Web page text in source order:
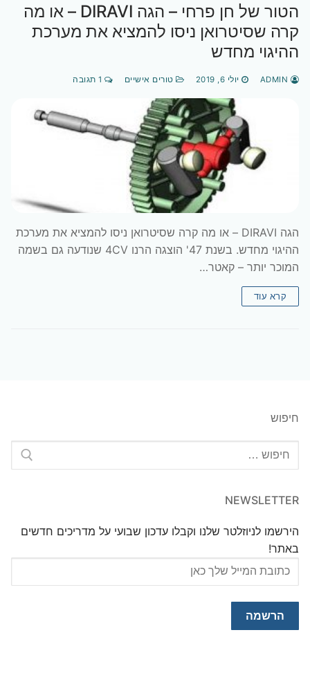
הטור של חן פרחי – הגה DIRAVI – או מה
קרה שסיטרואן ניסו להמציא את מערכת
ההיגוי מחדש
יולי 6, 2019 טורים אישיים
הגה DIRAVI – או מה קרה שסיטרואן ניסו להמציא את מערכת
ההיגוי מחדש. בשנת 47' הוצגה הרנו 4CV שנודעה גם בשמה
המוכר יותר – קאטר…
קרא עוד
חיפוש
חפש:
NEWSLETTER
הירשמו לניוזלטר שלנו וקבלו עדכון שבועי על מדריכים חדשים
באתר!